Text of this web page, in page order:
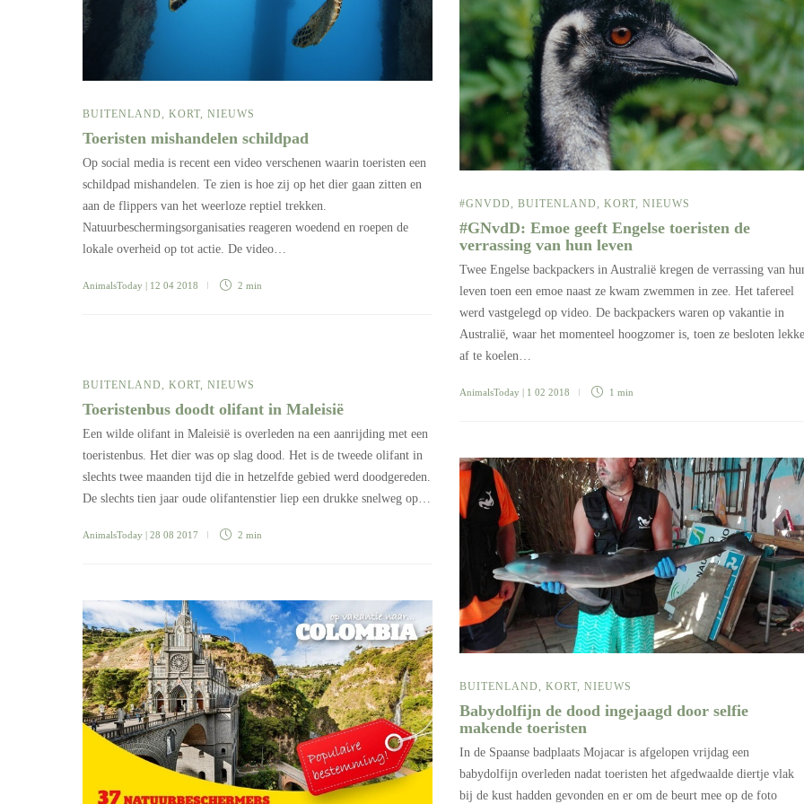
BUITENLAND, KORT, NIEUWS
Toeristen mishandelen schildpad
Op social media is recent een video verschenen waarin toeristen een
schildpad mishandelen. Te zien is hoe zij op het dier gaan zitten en
aan de flippers van het weerloze reptiel trekken.
Natuurbeschermingsorganisaties reageren woedend en roepen de
lokale overheid op tot actie. De video…
AnimalsToday | 12 04 2018 2 min
#GNVDD, BUITENLAND, KORT, NIEUWS
#GNvdD: Emoe geeft Engelse toeristen de
verrassing van hun leven
Twee Engelse backpackers in Australië kregen de verrassing van
leven toen een emoe naast ze kwam zwemmen in zee. Het tafereel
werd vastgelegd op video. De backpackers waren op vakantie in
Australië, waar het momenteel hoogzomer is, toen ze besloten
af te koelen…
AnimalsToday | 1 02 2018 1 min
BUITENLAND, KORT, NIEUWS
Toeristenbus doodt olifant in Maleisië
Een wilde olifant in Maleisië is overleden na een aanrijding met een
toeristenbus. Het dier was op slag dood. Het is de tweede olifant in
slechts twee maanden tijd die in hetzelfde gebied werd doodgereden.
De slechts tien jaar oude olifantenstier liep een drukke snelweg op…
AnimalsToday | 28 08 2017 2 min
BUITENLAND, KORT, NIEUWS
Babydolfijn de dood ingejaagd door selfie
makende toeristen
In de Spaanse badplaats Mojacar is afgelopen vrijdag een
babydolfijn overleden nadat toeristen het afgedwaalde diertje vlak
bij de kust hadden gevonden en er om de beurt mee op de foto